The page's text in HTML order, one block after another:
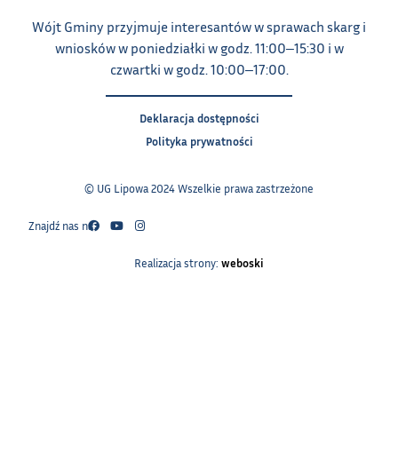
Wójt Gminy przyjmuje interesantów w sprawach skarg i
wniosków w poniedziałki w godz. 11:00‒15:30 i w
czwartki w godz. 10:00‒17:00.
Deklaracja dostępności
Polityka prywatności
© UG Lipowa 2024 Wszelkie prawa zastrzeżone
Znajdź nas na:
Realizacja strony: weboski